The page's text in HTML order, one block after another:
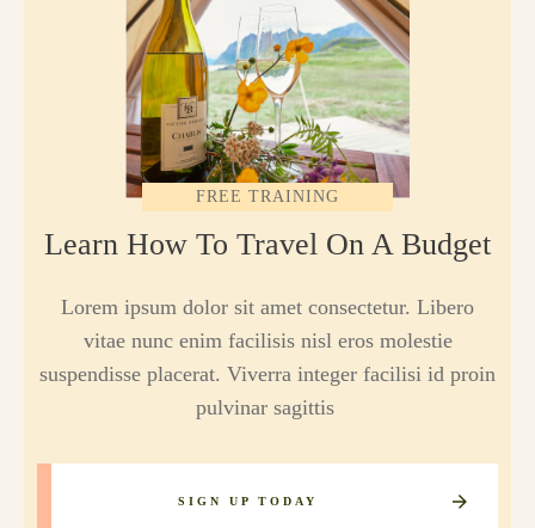
FREE TRAINING
Learn How To Travel On A Budget
Lorem ipsum dolor sit amet consectetur. Libero
vitae nunc enim facilisis nisl eros molestie
suspendisse placerat. Viverra integer facilisi id proin
pulvinar sagittis
SIGN UP TODAY